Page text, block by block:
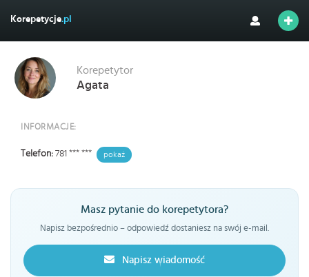
Korepetycje.pl
Korepetytor
Agata
INFORMACJE:
Telefon: 781 *** *** pokaż
Masz pytanie do korepetytora?
Napisz bezpośrednio – odpowiedź dostaniesz na swój e-mail.
Napisz wiadomość